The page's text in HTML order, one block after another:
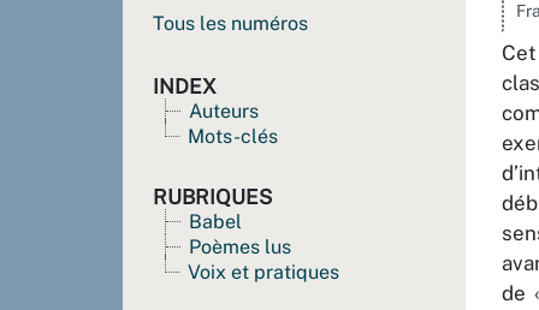
Tous les numéros
INDEX
Auteurs
Mots-clés
RUBRIQUES
Babel
Poèmes lus
Voix et pratiques
de